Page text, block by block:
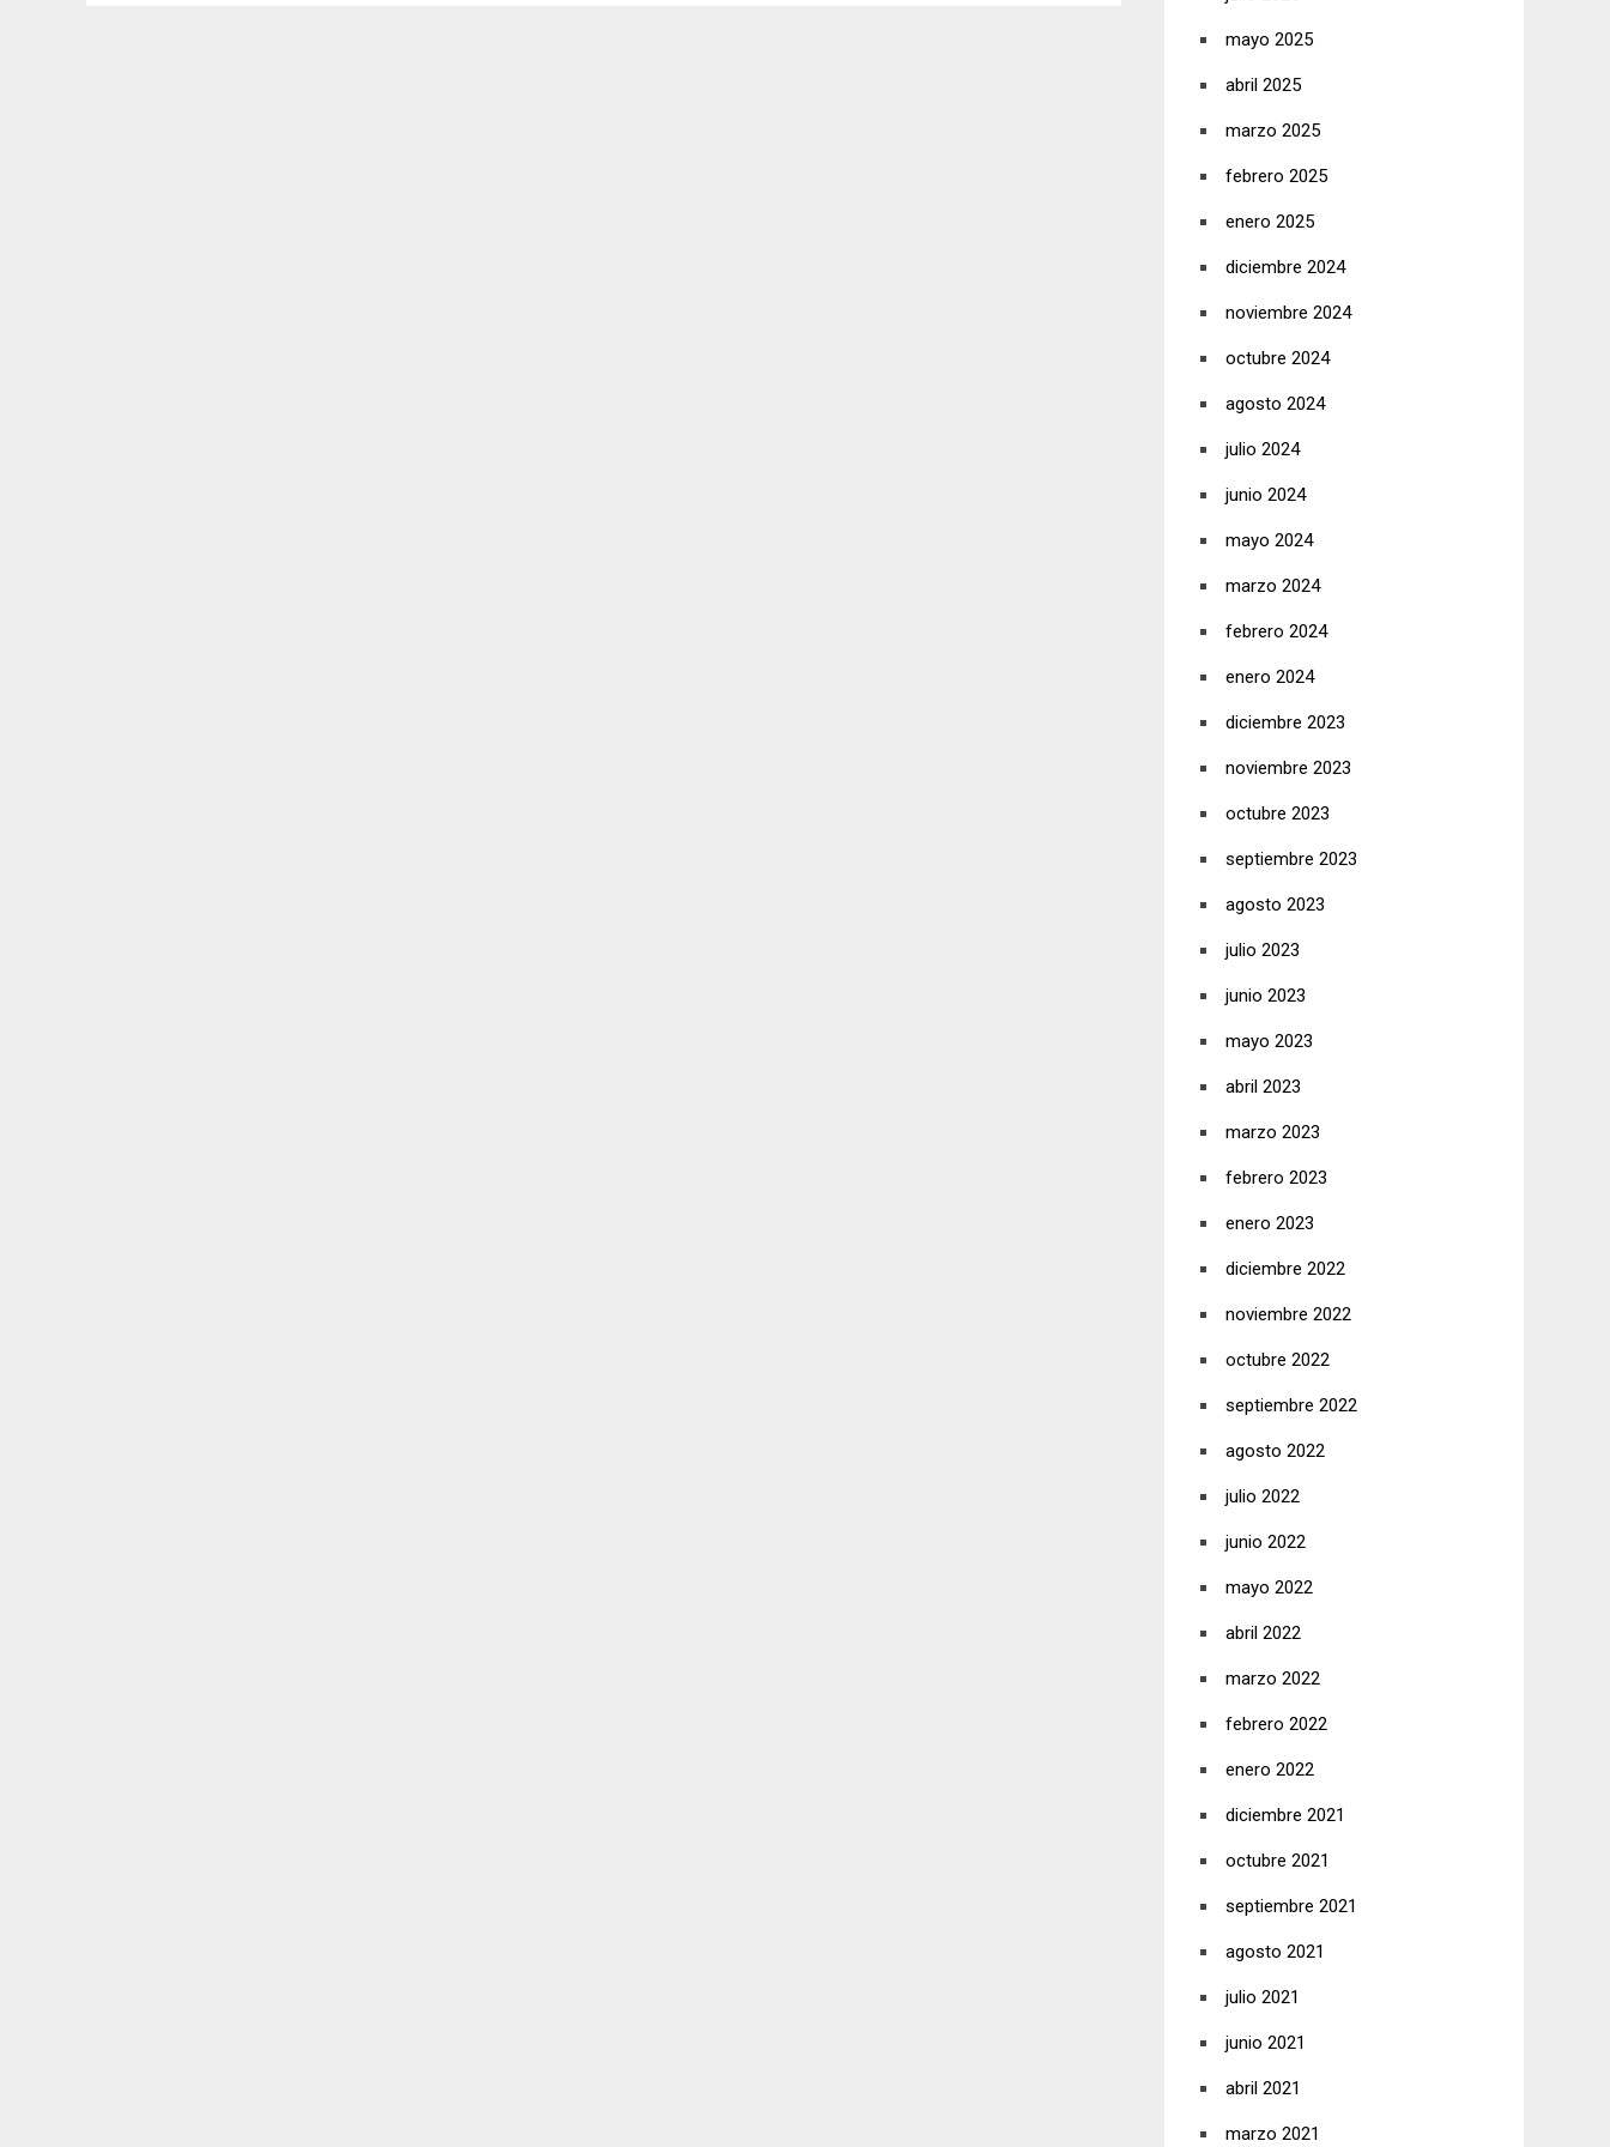
mayo 2025
abril 2025
marzo 2025
febrero 2025
enero 2025
diciembre 2024
noviembre 2024
octubre 2024
agosto 2024
julio 2024
junio 2024
mayo 2024
marzo 2024
febrero 2024
enero 2024
diciembre 2023
noviembre 2023
octubre 2023
septiembre 2023
agosto 2023
julio 2023
junio 2023
mayo 2023
abril 2023
marzo 2023
febrero 2023
enero 2023
diciembre 2022
noviembre 2022
octubre 2022
septiembre 2022
agosto 2022
julio 2022
junio 2022
mayo 2022
abril 2022
marzo 2022
febrero 2022
enero 2022
diciembre 2021
octubre 2021
septiembre 2021
agosto 2021
julio 2021
junio 2021
abril 2021
marzo 2021